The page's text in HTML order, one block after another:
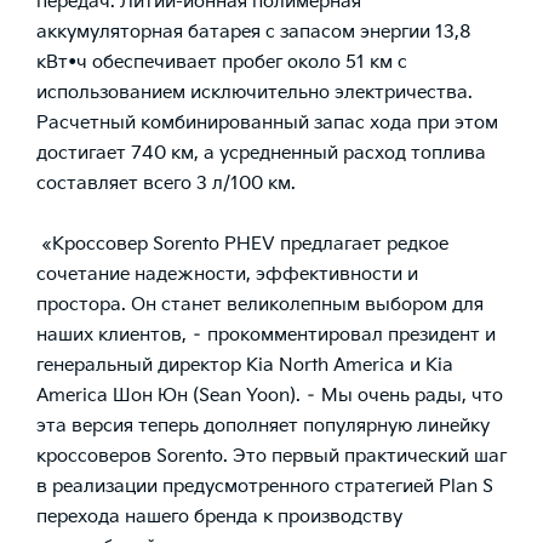
аккумуляторная батарея с запасом энергии 13,8
кВт•ч обеспечивает пробег около 51 км с
использованием исключительно электричества.
Расчетный комбинированный запас хода при этом
достигает 740 км, а усредненный расход топлива
составляет всего 3 л/100 км.
«Кроссовер Sorento PHEV предлагает редкое
сочетание надежности, эффективности и
простора. Он станет великолепным выбором для
наших клиентов, – прокомментировал президент и
генеральный директор Kia North America и Kia
America Шон Юн (Sean Yoon). – Мы очень рады, что
эта версия теперь дополняет популярную линейку
кроссоверов Sorento. Это первый практический шаг
в реализации предусмотренного стратегией Plan S
перехода нашего бренда к производству